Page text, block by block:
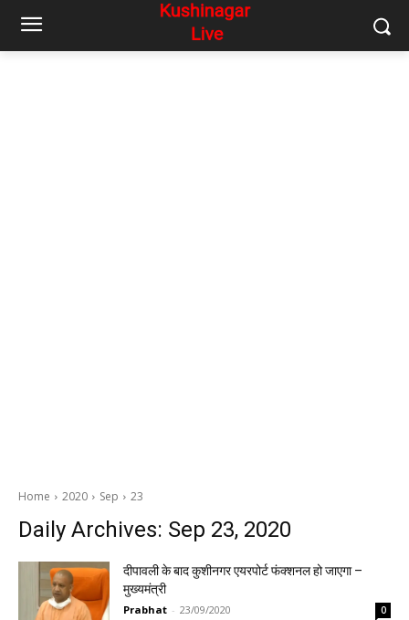
Home 2020 Sep 23
Daily Archives: Sep 23, 2020
दीपावली के बाद कुशीनगर एयरपोर्ट फंक्शनल हो जाएगा –
मुख्यमंत्री
Prabhat - 23/09/2020 0